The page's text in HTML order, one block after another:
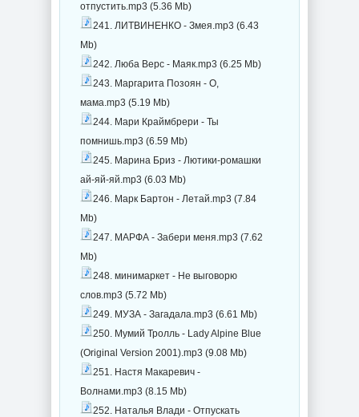
отпустить.mp3 (5.36 Mb)
241. ЛИТВИНЕНКО - Змея.mp3 (6.43
Mb)
242. Люба Верс - Маяк.mp3 (6.25 Mb)
243. Маргарита Позоян - О,
мама.mp3 (5.19 Mb)
244. Мари Краймбрери - Ты
помнишь.mp3 (6.59 Mb)
245. Марина Бриз - Лютики-ромашки
ай-яй-яй.mp3 (6.03 Mb)
246. Марк Бартон - Летай.mp3 (7.84
Mb)
247. МАРФА - Забери меня.mp3 (7.62
Mb)
248. минимаркет - Не выговорю
слов.mp3 (5.72 Mb)
249. МУЗА - Загадала.mp3 (6.61 Mb)
250. Мумий Тролль - Lady Alpine Blue
(Original Version 2001).mp3 (9.08 Mb)
251. Настя Макаревич -
Волнами.mp3 (8.15 Mb)
252. Наталья Влади - Отпускать